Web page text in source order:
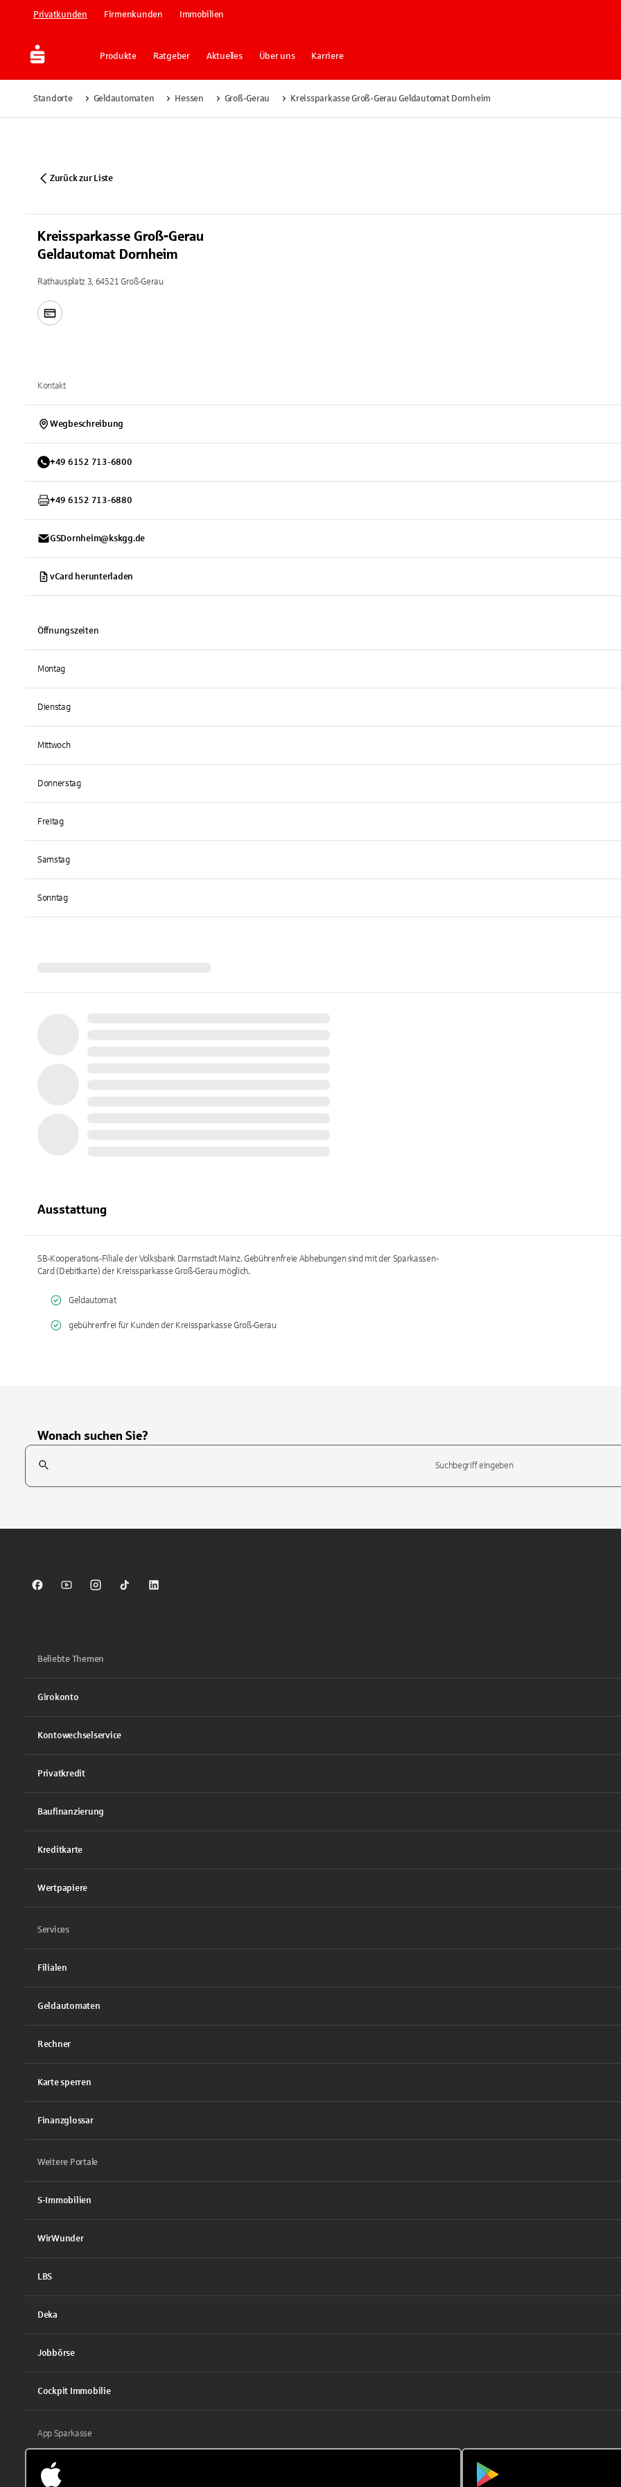
Privatkunden Firmenkunden Immobilien
Produkte Ratgeber Aktuelles Über uns Karriere
Standorte Geldautomaten Hessen Groß-Gerau Kreissparkasse Groß-Gerau Geldautomat Dornheim
Zurück zur Liste
Kreissparkasse Groß-Gerau
Geldautomat Dornheim
Rathausplatz 3, 64521 Groß-Gerau
Kontakt
Wegbeschreibung
+49 6152 713-6800
+49 6152 713-6880
GSDornheim@kskgg.de
vCard herunterladen
Öffnungszeiten
Montag
Dienstag
Mittwoch
Donnerstag
Freitag
Samstag
Sonntag
Ausstattung
SB-Kooperations-Filiale der Volksbank Darmstadt Mainz. Gebührenfreie Abhebungen sind mit der Sparkassen-
Card (Debitkarte) der Kreissparkasse Groß-Gerau möglich.
Geldautomat
gebührenfrei für Kunden der Kreissparkasse Groß-Gerau
Wonach suchen Sie?
Suchfeld
Sparkasse auf Facebook
Sparkasse auf Youtube
Sparkasse auf Instagram
Sparkasse auf TikTok
Sparkasse auf LinkedIn
Beliebte Themen
Girokonto
Kontowechselservice
Privatkredit
Baufinanzierung
Kreditkarte
Wertpapiere
Services
Filialen
Geldautomaten
Rechner
Karte sperren
Finanzglossar
Weitere Portale
S-Immobilien
WirWunder
LBS
Deka
Jobbörse
Cockpit Immobilie
App Sparkasse